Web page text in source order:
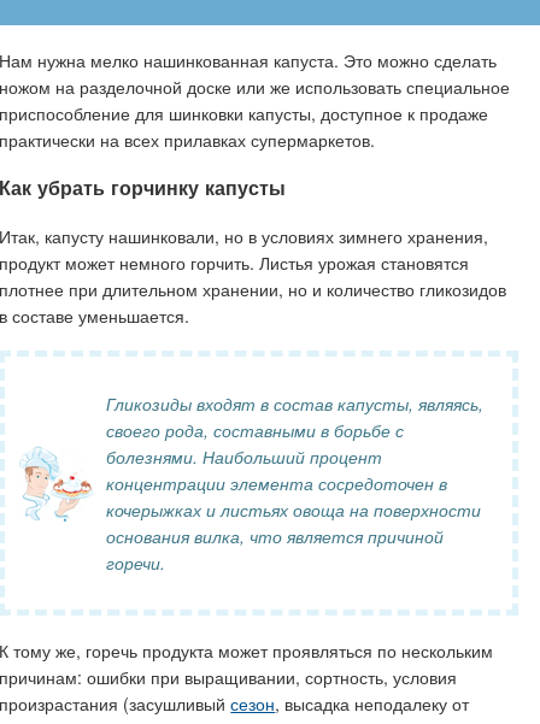
Нам нужна мелко нашинкованная капуста. Это можно сделать
ножом на разделочной доске или же использовать специальное
приспособление для шинковки капусты, доступное к продаже
практически на всех прилавках супермаркетов.
Как убрать горчинку капусты
Итак, капусту нашинковали, но в условиях зимнего хранения,
продукт может немного горчить. Листья урожая становятся
плотнее при длительном хранении, но и количество гликозидов
в составе уменьшается.
Гликозиды входят в состав капусты, являясь,
своего рода, составными в борьбе с
болезнями. Наибольший процент
концентрации элемента сосредоточен в
кочерыжках и листьях овоща на поверхности
основания вилка, что является причиной
горечи.
К тому же, горечь продукта может проявляться по нескольким
причинам: ошибки при выращивании, сортность, условия
произрастания (засушливыйсезон, высадка неподалеку от